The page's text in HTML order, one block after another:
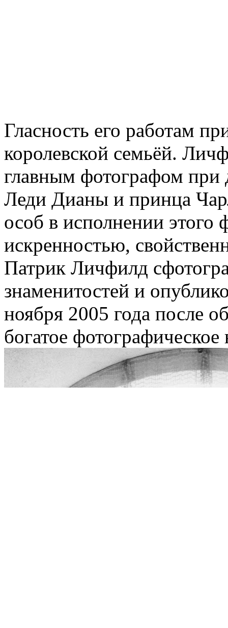
Гласность его работам
королевской семьёй.
главным фотографом при
Леди Дианы и принца
особ в исполнении этого
искренностью,
Патрик Личфилд
знаменитостей и
ноября 2005 года после
богатое фотографическое